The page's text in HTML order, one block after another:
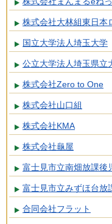
株式会社大林組東日本
国立大学法人埼玉大学
公立大学法人埼玉県立
株式会社Zero to One
株式会社山口組
株式会社KMA
株式会社龜屋
富士見市立南畑放課後
富士見市立みずほ台放
合同会社フラット